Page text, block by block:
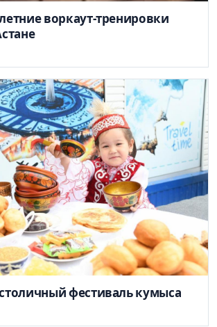
воркаут-тренировки
фестиваль кумыса